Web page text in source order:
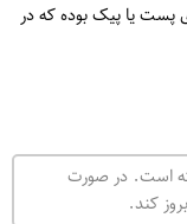
پست یا پیک بوده که در
است. در صورت
کند.